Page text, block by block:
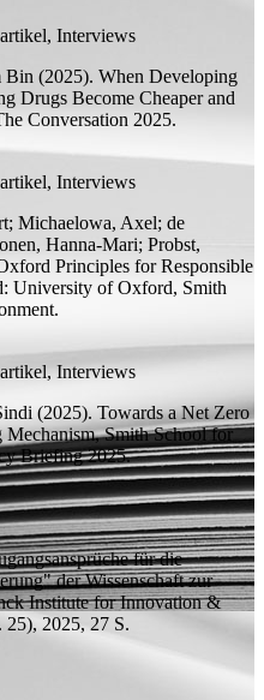
Interviews
Bin (2025). When Developing
Drugs Become Cheaper and
Conversation 2025.
Interviews
Michaelowa, Axel; de
Hanna-Mari; Probst,
Principles for Responsible
University of Oxford, Smith
Interviews
(2025). Towards a Net Zero
Mechanism,Smith School for
Briefing2025.
für die
der Wissenschaft zur
Institute for Innovation &
25), 2025, 27 S.